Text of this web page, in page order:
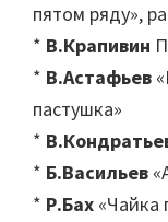
пятом ряду»,
* В.Крапивин
* В.Астафьев
пастушка»
*
* Б.Васильев
* Р.Бах «Чайка